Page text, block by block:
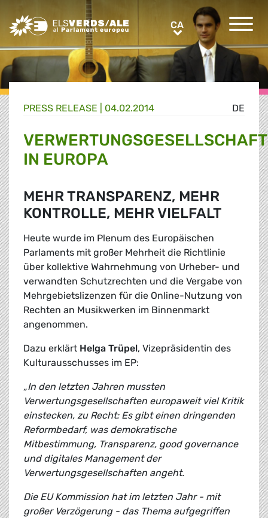
Greens/EFA Home CACA
DE
PRESS RELEASE | 04.02.2014
IN EUROPA
MEHR TRANSPARENZ, MEHR
KONTROLLE, MEHR VIELFALT
Heute wurde im Plenum des Europäischen
Parlaments mit großer Mehrheit die Richtlinie
über kollektive Wahrnehmung von Urheber- und
verwandten Schutzrechten und die Vergabe von
Mehrgebietslizenzen für die Online-Nutzung von
Rechten an Musikwerken im Binnenmarkt
angenommen.
Dazu erklärt Helga Trüpel, Vizepräsidentin des
Kulturausschusses im EP:
„In den letzten Jahren mussten
Verwertungsgesellschaften europaweit viel Kritik
einstecken, zu Recht: Es gibt einen dringenden
Reformbedarf, was demokratische
Mitbestimmung, Transparenz, good governance
und digitales Management der
Verwertungsgesellschaften angeht.
Die EU Kommission hat im letzten Jahr - mit
großer Verzögerung - das Thema aufgegriffen